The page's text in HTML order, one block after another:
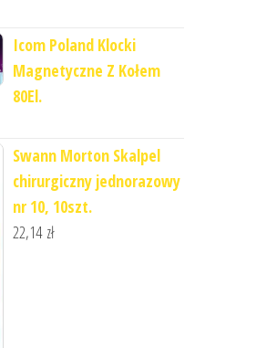
Icom Poland Klocki
Magnetyczne Z Kołem
80El.
Swann Morton Skalpel
chirurgiczny jednorazowy
nr 10, 10szt.
22,14 zł